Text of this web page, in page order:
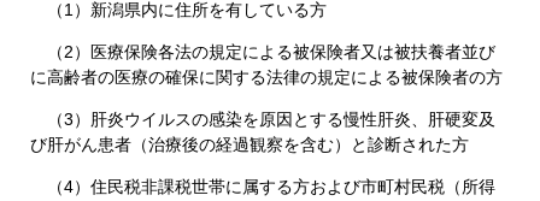
（1）新潟県内に住所を有している方
（2）医療保険各法の規定による被保険者又は被扶養者並び
に高齢者の医療の確保に関する法律の規定による被保険者の方
（3）肝炎ウイルスの感染を原因とする慢性肝炎、肝硬変及
び肝がん患者（治療後の経過観察を含む）と診断された方
（4）住民税非課税世帯に属する方および市町村民税（所得